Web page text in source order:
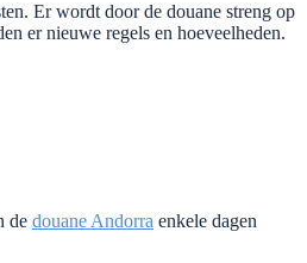
Er wordt door de douane streng op
er nieuwe regels en hoeveelheden.
de douane Andorra enkele dagen